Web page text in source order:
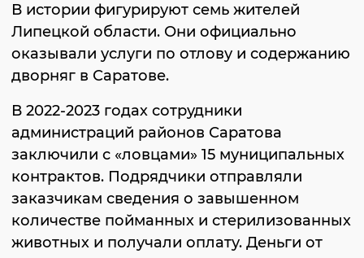
В истории фигурируют семь жителей
Липецкой области. Они официально
оказывали услуги по отлову и содержанию
дворняг в Саратове.
В 2022-2023 годах сотрудники
администраций районов Саратова
заключили с «ловцами» 15 муниципальных
контрактов. Подрядчики отправляли
заказчикам сведения о завышенном
количестве пойманных и стерилизованных
животных и получали оплату. Деньги от